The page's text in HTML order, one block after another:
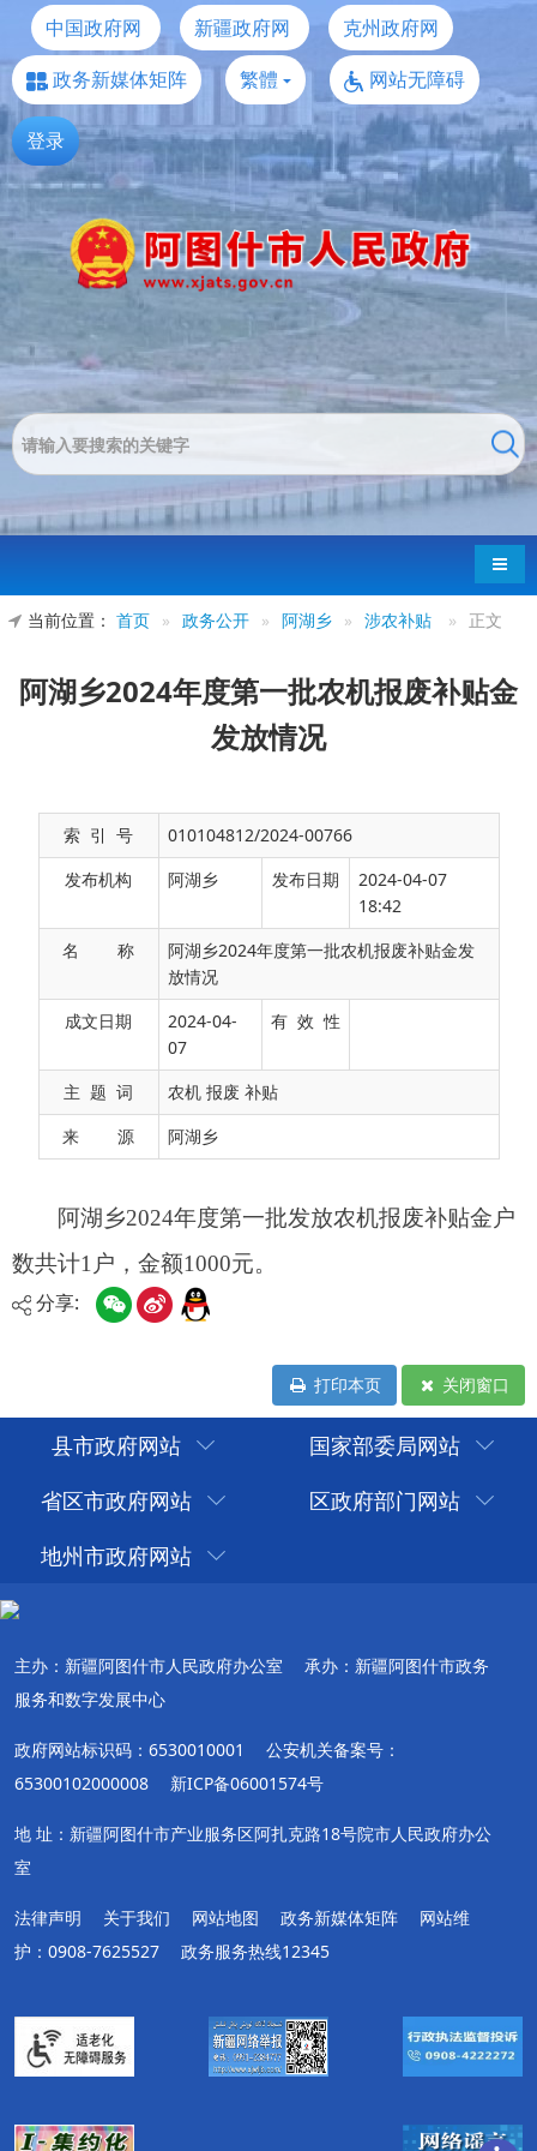
中国政府网 新疆政府网
克州政府网
政务新媒体矩阵
繁體 网站无障碍
登录
导航
当前位置： 首页 » 政务公开 » 阿湖乡 » 涉农补贴 » 正文
阿湖乡2024年度第一批农机报废补贴金
发放情况
索 引 号
010104812/2024-00766
发布机构
阿湖乡 发布日期
2024-04-07
18:42
名 称
阿湖乡2024年度第一批农机报废补贴金发
放情况
成文日期
2024-04-
07
有 效 性
主 题 词
农机 报废 补贴
来 源
阿湖乡
阿湖乡2024年度第一批发放农机报废补贴金户
数共计1户，金额1000元。
分享:
打印本页 关闭窗口
县市政府网站
国家部委局网站
省区市政府网站
区政府部门网站
地州市政府网站
主办：新疆阿图什市人民政府办公室
承办：新疆阿图什市政务
服务和数字发展中心
政府网站标识码：6530010001
公安机关备案号：
65300102000008
新ICP备06001574号
地 址：新疆阿图什市产业服务区阿扎克路18号院市人民政府办公
室
法律声明 关于我们 网站地图 政务新媒体矩阵
网站维
护：0908-7625527
政务服务热线12345